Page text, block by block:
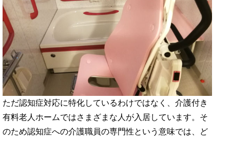
ただ認知症対応に特化しているわけではなく、介護付き
有料老人ホームではさまざまな人が入居しています。そ
のため認知症への介護職員の専門性という意味では、ど